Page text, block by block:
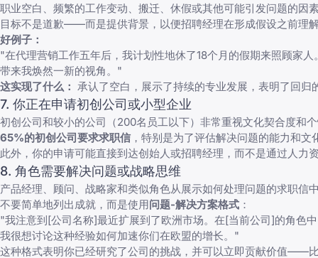
职业空白、频繁的工作变动、搬迁、休假或其他可能引发问题的因
目标不是道歉——而是提供背景，以便招聘经理在形成假设之前理
好例子：
"在代理营销工作五年后，我计划性地休了18个月的假期来照顾家
带来我焕然一新的视角。"
这实现了什么： 承认了空白，展示了持续的专业发展，表明了回归
7. 你正在申请初创公司或小型企业
初创公司和较小的公司（200名员工以下）非常重视文化契合度
65%的初创公司要求求职信 ，特别是为了评估解决问题的能力和
此外，你的申请可能直接到达创始人或招聘经理，而不是通过人
8. 角色需要解决问题或战略思维
产品经理、顾问、战略家和类似角色从展示如何处理问题的求职信
不要简单地列出成就，而是使用问题-解决方案格式 ：
"我注意到[公司名称]最近扩展到了欧洲市场。在[当前公司]的角色
我很想讨论这种经验如何加速你们在欧盟的增长。"
这种格式表明你已经研究了公司的挑战，并可以立即贡献价值——